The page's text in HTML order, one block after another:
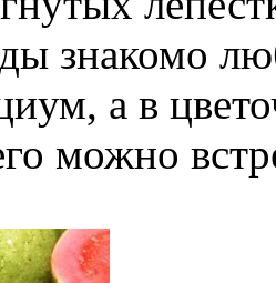
знакомо
а в
можно